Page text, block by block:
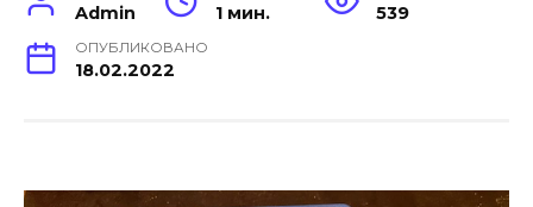
Admin 1 мин. 539
ОПУБЛИКОВАНО
18.02.2022